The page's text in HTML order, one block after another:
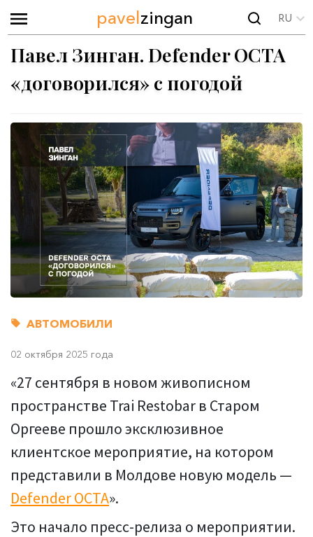
pavelzingan RU
АВТОМОБИЛИ
02 октября 2025 года
Павел Зинган. Defender OCTA
«договорился» с погодой
«27 сентября в новом живописном
пространстве Trai Restobar в Старом
Оргееве прошло эксклюзивное
клиентское мероприятие, на котором
представили в Молдове новую модель —
Defender OCTA».
Это начало пресс-релиза о мероприятии.